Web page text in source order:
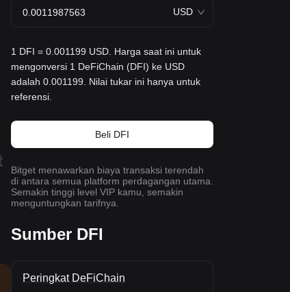
USD
1 DFI = 0.001199 USD. Harga saat ini untuk
mengonversi 1 DeFiChain (DFI) ke USD
adalah 0.001199. Nilai tukar ini hanya untuk
referensi.
Beli DFI
Bitget menawarkan biaya transaksi terendah
di antara semua platform perdagangan utama.
Semakin tinggi level VIP kamu, semakin
menguntungkan tarifnya.
Sumber DFI
Peringkat DeFiChain